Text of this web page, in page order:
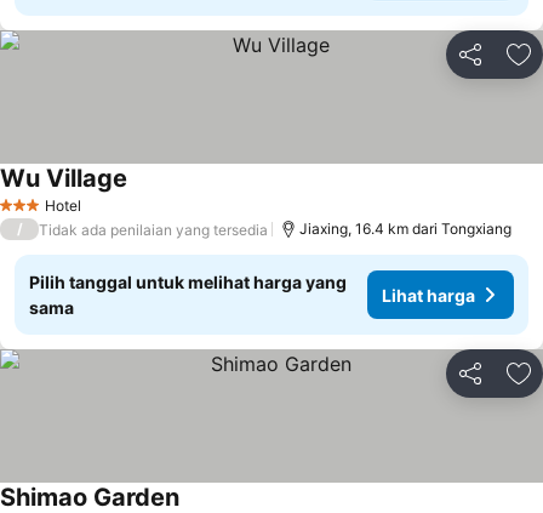
Bagikan
3 BintangHotel
Wu Village
/ Tidak ada penilaian yang tersedia Jiaxing, 16.4 km dari Tongxiang
Pilih tanggal untuk melihat harga yang
sama
Lihat harga
Bagikan
Shimao Garden